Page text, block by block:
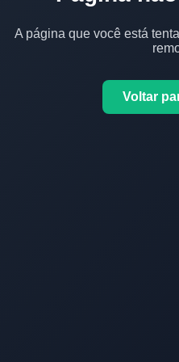
A página que você está
Voltar